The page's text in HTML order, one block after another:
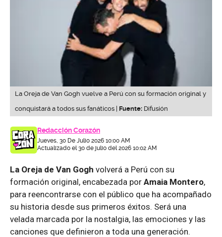
La Oreja de Van Gogh vuelve a Perú con su formación original y
conquistará a todos sus fanáticos | Fuente: Difusión
Redacción Corazón
Jueves, 30 De Julio 2026 10:00 AM
Actualizado el 30 de julio del 2026 10:02 AM
La Oreja de Van Gogh volverá a Perú con su
formación original, encabezada por Amaia Montero,
para reencontrarse con el público que ha acompañado
su historia desde sus primeros éxitos. Será una
velada marcada por la nostalgia, las emociones y las
canciones que definieron a toda una generación.